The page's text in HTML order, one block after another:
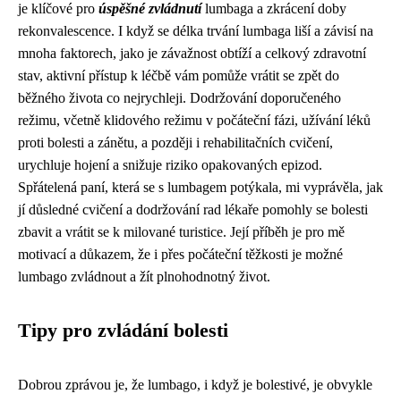
je klíčové pro úspěšné zvládnutílumbaga a zkrácení doby
rekonvalescence. I když se délka trvání lumbaga liší a závisí na
mnoha faktorech, jako je závažnost obtíží a celkový zdravotní
stav, aktivní přístup k léčbě vám pomůže vrátit se zpět do
běžného života co nejrychleji. Dodržování doporučeného
režimu, včetně klidového režimu v počáteční fázi, užívání léků
proti bolesti a zánětu, a později i rehabilitačních cvičení,
urychluje hojení a snižuje riziko opakovaných epizod.
Spřátelená paní, která se s lumbagem potýkala, mi vyprávěla, jak
jí důsledné cvičení a dodržování rad lékaře pomohly se bolesti
zbavit a vrátit se k milované turistice. Její příběh je pro mě
motivací a důkazem, že i přes počáteční těžkosti je možné
lumbago zvládnout a žít plnohodnotný život.
Tipy pro zvládání bolesti
Dobrou zprávou je, že lumbago, i když je bolestivé, je obvykle